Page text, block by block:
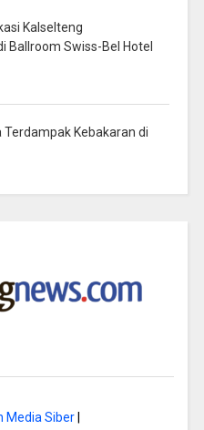
Kalselteng
Ballroom Swiss-Bel Hotel
Kebakaran di
Media Siber|